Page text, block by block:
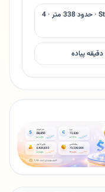
Straßenbahn: Borbeck Süd Bahnhof · حدود 338 متر · 4